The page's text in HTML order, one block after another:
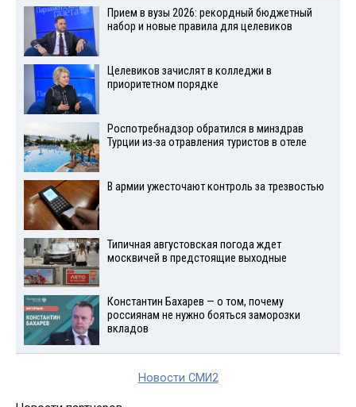
Прием в вузы 2026: рекордный бюджетный
набор и новые правила для целевиков
Целевиков зачислят в колледжи в
приоритетном порядке
Роспотребнадзор обратился в минздрав
Турции из-за отравления туристов в отеле
В армии ужесточают контроль за трезвостью
Типичная августовская погода ждет
москвичей в предстоящие выходные
Константин Бахарев — о том, почему
россиянам не нужно бояться заморозки
вкладов
Новости СМИ2